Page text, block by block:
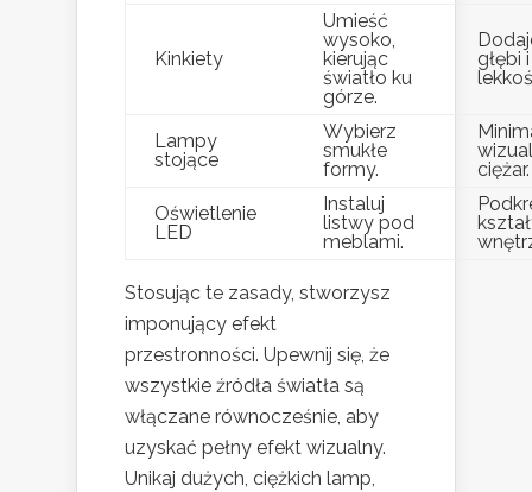
Kinkiety
Umieść
wysoko,
kierując
światło ku
górze.
głębi i
Lampy
stojące
Wybierz
smukłe
formy.
ciężar.
Oświetlenie
LED
Instaluj
listwy pod
meblami.
Stosując te zasady, stworzysz
imponujący efekt
przestronności. Upewnij się, że
wszystkie źródła światła są
włączane równocześnie, aby
uzyskać pełny efekt wizualny.
Unikaj dużych, ciężkich lamp,